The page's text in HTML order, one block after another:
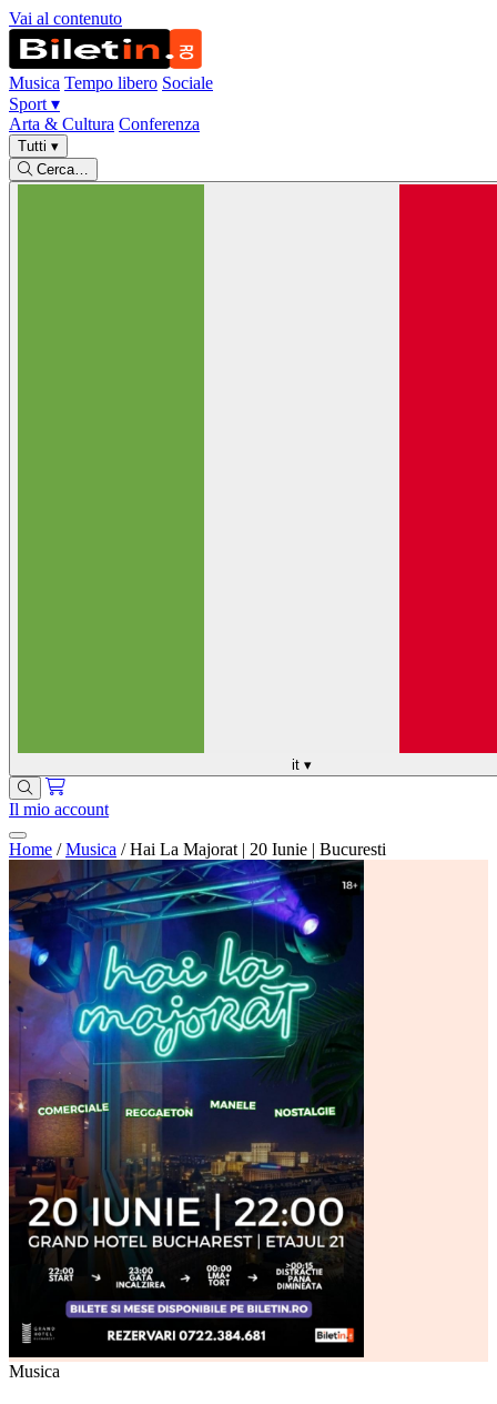
Vai al contenuto
Musica Tempo libero Sociale
Sport ▾
Arta & Cultura Conferenza
Tutti ▾
Cerca…
it ▾
Il mio account
Home / Musica / Hai La Majorat | 20 Iunie | Bucuresti
Musica